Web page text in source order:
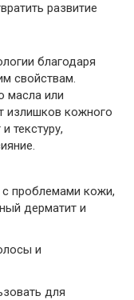
развитие
благодаря
свойствам.
масла или
излишков кожного
текстуру,
проблемами кожи,
дерматит и
и
для